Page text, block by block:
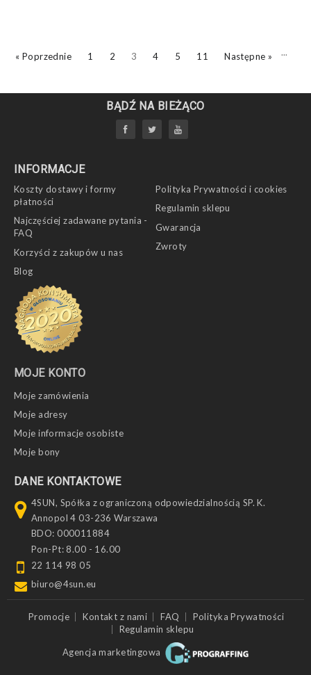
« Poprzednie 1 2 3 4 5 ...
11 Następne »
BĄDŹ NA BIEŻĄCO
INFORMACJE
Koszty dostawy i formy
płatności
Najczęściej zadawane pytania -
FAQ
Korzyści z zakupów u nas
Blog
Polityka Prywatności i cookies
Regulamin sklepu
Gwarancja
Zwroty
MOJE KONTO
Moje zamówienia
Moje adresy
Moje informacje osobiste
Moje bony
DANE KONTAKTOWE
4SUN, Spółka z ograniczoną odpowiedzialnością SP. K.
Annopol 4 03-236 Warszawa
BDO: 000011884
Pon-Pt: 8.00 - 16.00
22 114 98 05
biuro@4sun.eu
Promocje Kontakt z nami FAQ
Polityka Prywatności
Regulamin sklepu
Agencja marketingowa